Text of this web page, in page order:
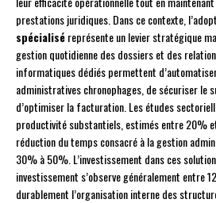
prestations juridiques. Dans ce contexte,
spécialiséreprésente un levier stratégique
gestion quotidienne des dossiers et des
informatiques dédiés permettent
administratives chronophages, de sécuriser le
d’optimiser la facturation. Les études
productivité substantiels, estimés entre 20%
réduction du temps consacré à la gestion
30% à 50%. L’investissement dans ces
investissement s’observe généralement entre
durablement l’organisation interne des